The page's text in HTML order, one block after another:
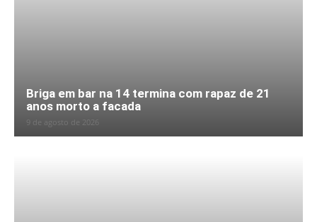
Briga em bar na 14 termina com rapaz de 21
anos morto a facada
9 de agosto de 2026